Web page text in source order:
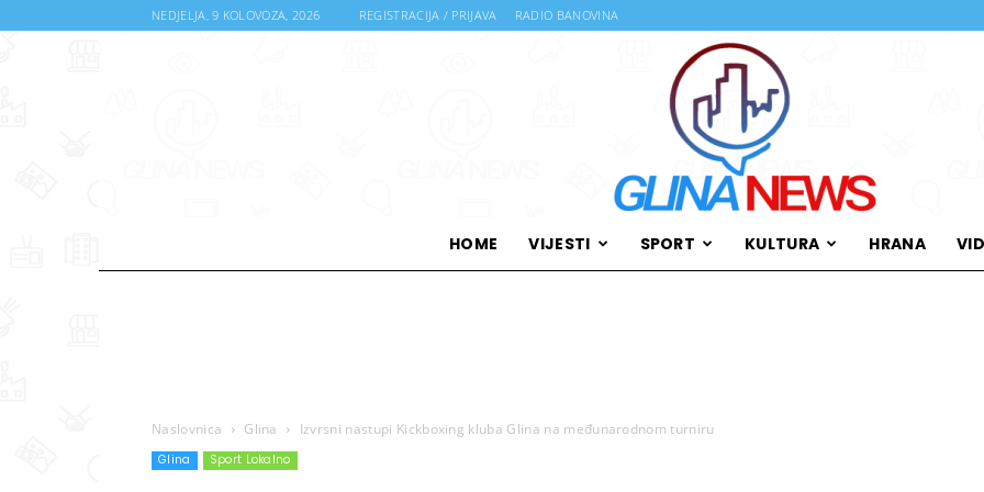
NEDJELJA, 9 KOLOVOZA, 2026 REGISTRACIJA / PRIJAVA RADIO BANOVINA
HOME VIJESTI SPORT KULTURA HRANA
Naslovnica Glina Izvrsni nastupi Kickboxing kluba Glina na međunarodnom turniru
Glina Sport Lokalno